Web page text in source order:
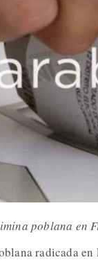
poblana en
radicada en